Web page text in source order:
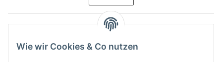
Wie wir Cookies & Co nutzen
Informationen